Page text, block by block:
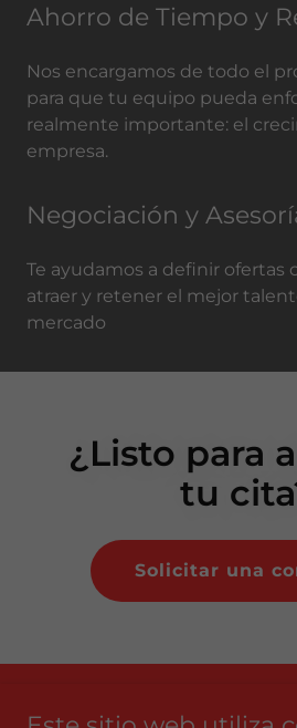
Ahorro de Tiempo y
Nos encargamos de todo el
para que tu equipo pueda
realmente importante: el
empresa.
Negociación y
Te ayudamos a definir ofertas
atraer y retener el mejor
mercado
¿Listo para
tu
Solicitar una